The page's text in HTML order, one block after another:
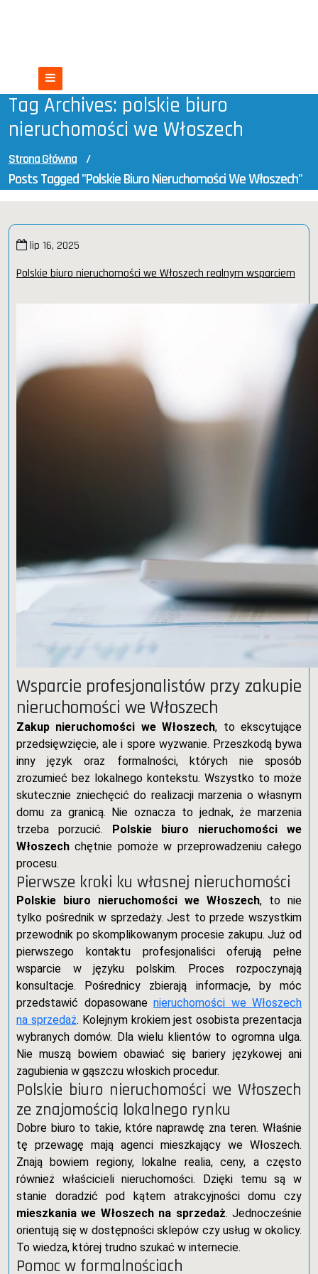
Tag Archives: polskie biuro
nieruchomości we Włoszech
Strona Główna /
Posts Tagged "polskie Biuro Nieruchomości We Włoszech"
lip 16, 2025
Polskie biuro nieruchomości we Włoszech realnym wsparciem
Wsparcie profesjonalistów przy zakupie
nieruchomości we Włoszech
Zakup nieruchomości we Włoszech, to ekscytujące
przedsięwzięcie, ale i spore wyzwanie. Przeszkodą bywa
inny język oraz formalności, których nie sposób
zrozumieć bez lokalnego kontekstu. Wszystko to może
skutecznie zniechęcić do realizacji marzenia o własnym
domu za granicą. Nie oznacza to jednak, że marzenia
trzeba porzucić.
Polskie biuro nieruchomości we
Włoszech chętnie pomoże w przeprowadzeniu całego
procesu.
Pierwsze kroki ku własnej nieruchomości
Polskie biuro nieruchomości we Włoszech, to nie
tylko pośrednik w sprzedaży. Jest to przede wszystkim
przewodnik po skomplikowanym procesie zakupu. Już od
pierwszego kontaktu profesjonaliści oferują pełne
wsparcie w języku polskim. Proces rozpoczynają
konsultacje. Pośrednicy zbierają informacje, by móc
przedstawić dopasowane nieruchomości we Włoszech
na sprzedaż. Kolejnym krokiem jest osobista prezentacja
wybranych domów. Dla wielu klientów to ogromna ulga.
Nie muszą bowiem obawiać się bariery językowej ani
zagubienia w gąszczu włoskich procedur.
Polskie biuro nieruchomości we Włoszech
ze znajomością lokalnego rynku
Dobre biuro to takie, które naprawdę zna teren. Właśnie
tę przewagę mają agenci mieszkający we Włoszech.
Znają bowiem regiony, lokalne realia, ceny, a często
również właścicieli nieruchomości. Dzięki temu są w
stanie doradzić pod kątem atrakcyjności domu czy
mieszkania we Włoszech na sprzedaż. Jednocześnie
orientują się w dostępności sklepów czy usług w okolicy.
To wiedza, której trudno szukać w internecie.
Pomoc w formalnościach